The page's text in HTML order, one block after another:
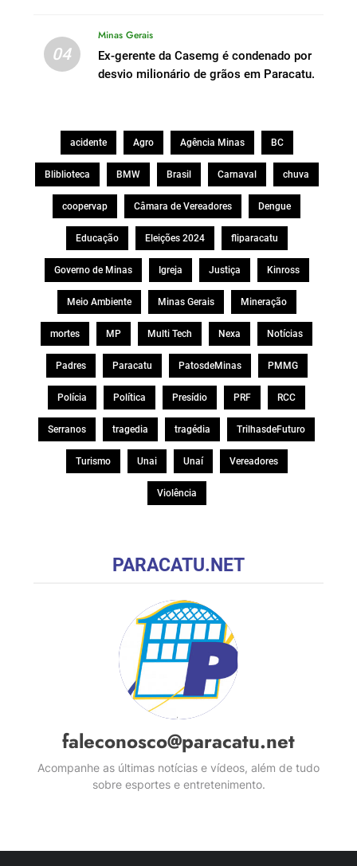
04
Minas Gerais
Ex-gerente da Casemg é condenado por
desvio milionário de grãos em Paracatu.
acidente Agro Agência Minas BC
Bliblioteca BMW Brasil Carnaval chuva
coopervap Câmara de Vereadores Dengue
Educação Eleições 2024 fliparacatu
Governo de Minas Igreja Justiça Kinross
Meio Ambiente Minas Gerais Mineração
mortes MP Multi Tech Nexa Notícias
Padres Paracatu PatosdeMinas PMMG
Polícia Política Presídio PRF RCC
Serranos tragedia tragédia TrilhasdeFuturo
Turismo Unai Unaí Vereadores
Violência
PARACATU.NET
faleconosco@paracatu.net
Acompanhe as últimas notícias e vídeos, além de tudo
sobre esportes e entretenimento.